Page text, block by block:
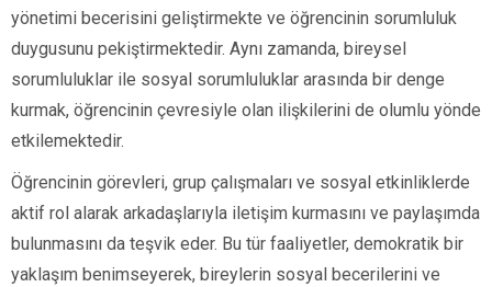
yönetimi becerisini geliştirmekte ve öğrencinin sorumluluk
duygusunu pekiştirmektedir. Aynı zamanda, bireysel
sorumluluklar ile sosyal sorumluluklar arasında bir denge
kurmak, öğrencinin çevresiyle olan ilişkilerini de olumlu yönde
etkilemektedir.
Öğrencinin görevleri, grup çalışmaları ve sosyal etkinliklerde
aktif rol alarak arkadaşlarıyla iletişim kurmasını ve paylaşımda
bulunmasını da teşvik eder. Bu tür faaliyetler, demokratik bir
yaklaşım benimseyerek, bireylerin sosyal becerilerini ve